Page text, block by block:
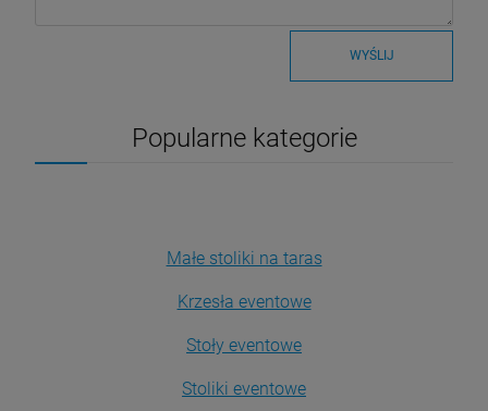
WYŚLIJ
Popularne kategorie
Małe stoliki na taras
Krzesła eventowe
Stoły eventowe
Stoliki eventowe